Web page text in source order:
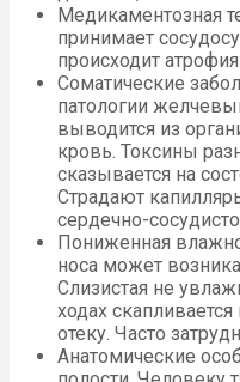
Медикаментозная
принимает
происходит
Соматические
патологии
выводится из
кровь. Токсины
сказывается на
Страдают
сердечно-
Пониженная
носа может
Слизистая не
ходах
отеку. Часто
Анатомические